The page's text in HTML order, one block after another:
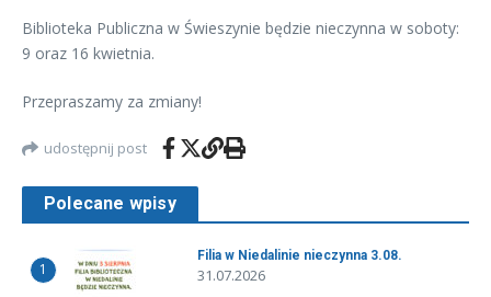
Biblioteka Publiczna w Świeszynie będzie nieczynna w soboty:
9 oraz 16 kwietnia.
Przepraszamy za zmiany!
udostępnij post
Polecane wpisy
1
Filia w Niedalinie nieczynna 3.08.
31.07.2026